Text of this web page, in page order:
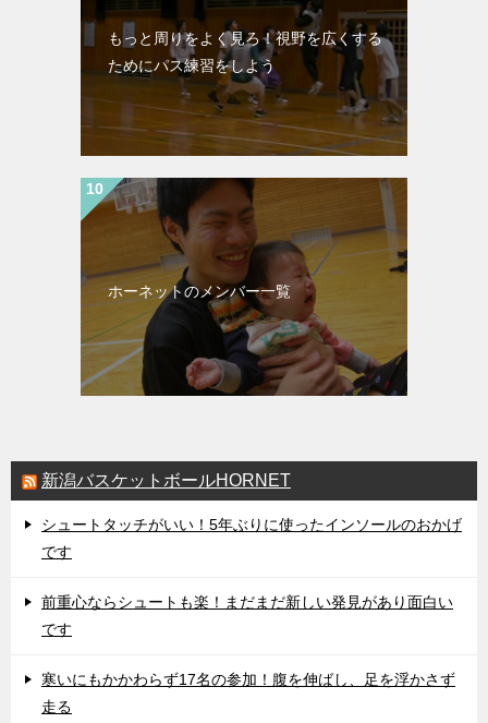
もっと周りをよく見ろ！視野を広くする
ためにパス練習をしよう
ホーネットのメンバー一覧
新潟バスケットボールHORNET
シュートタッチがいい！5年ぶりに使ったインソールのおかげ
です
前重心ならシュートも楽！まだまだ新しい発見があり面白い
です
寒いにもかかわらず17名の参加！腹を伸ばし、足を浮かさず
走る